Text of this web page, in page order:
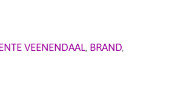
VEENENDAAL, BRAND,